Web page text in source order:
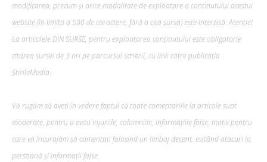
modificarea, precum şi orice modalitate de exploatare a conținutului acestui
website (în limita a 500 de caractere, fără a cita sursa) este interzisă. Atenție!
La articolele DIN SURSE, pentru exploatarea conținutului este obligatorie
citarea sursei de 3 ori pe parcursul scrierii, cu link către publicația
ȘtirileMedia.
Vă rugăm să aveți în vedere faptul că toate comentariile la articole sunt
moderate, pentru a evita injuriile, calomniile, informațiile false, motiv pentru
care vă încurajăm să comentați folosind un limbaj decent, evitând atacuri la
persoană și informații false.